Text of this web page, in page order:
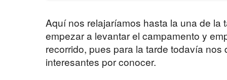
Aquí nos relajaríamos hasta la una de la
empezar a levantar el campamento y
recorrido, pues para la tarde todavía
interesantes por conocer.